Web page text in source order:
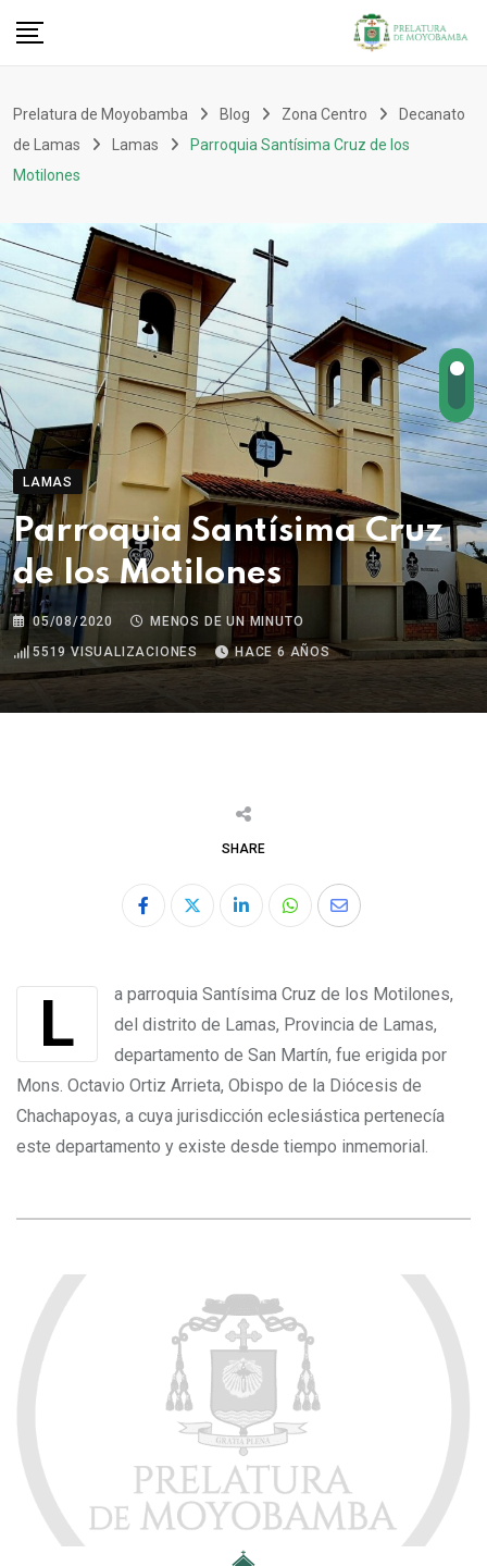
Prelatura de Moyobamba Blog Zona Centro
Decanato
de Lamas
Lamas
Parroquia Santísima Cruz de los
Motilones
LAMAS
Parroquia Santísima Cruz
de los Motilones
05/08/2020
MENOS DE UN MINUTO
5519 VISUALIZACIONES HACE 6 AÑOS
SHARE
La parroquia Santísima Cruz de los Motilones,
del distrito de Lamas, Provincia de Lamas,
departamento de San Martín, fue erigida por
Mons. Octavio Ortiz Arrieta, Obispo de la Diócesis de
Chachapoyas, a cuya jurisdicción eclesiástica pertenecía
este departamento y existe desde tiempo inmemorial.